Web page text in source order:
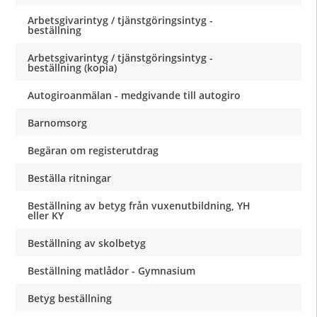
Arbetsgivarintyg / tjänstgöringsintyg -
beställning
Arbetsgivarintyg / tjänstgöringsintyg -
beställning (kopia)
Autogiroanmälan - medgivande till autogiro
Barnomsorg
Begäran om registerutdrag
Beställa ritningar
Beställning av betyg från vuxenutbildning, YH
eller KY
Beställning av skolbetyg
Beställning matlådor - Gymnasium
Betyg beställning